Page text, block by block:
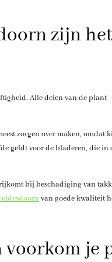
zijn
Alle delen van de plant
zorgen over maken, omdat
geldt voor de bladeren, die in
bij beschadiging van
van goede kwaliteit
je